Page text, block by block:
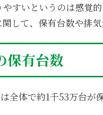
すいというのは感覚
して、保有台数や排
保有台数
全体で約1千53万台が